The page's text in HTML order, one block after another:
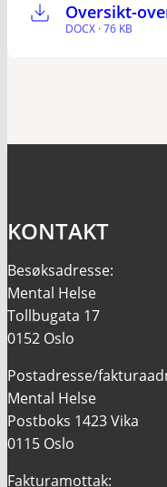
Oversikt-
DOCX · 76 KB
KONTAKT
Besøksadresse:
Mental Helse
Tollbugata 17
0152 Oslo
Postadresse/
Mental Helse
Postboks 1423 Vika
0115 Oslo
Fakturamottak: